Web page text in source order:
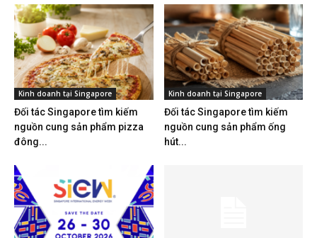
Kinh doanh tại Singapore
Đối tác Singapore tìm kiếm
nguồn cung sản phẩm pizza
đông...
Kinh doanh tại Singapore
Đối tác Singapore tìm kiếm
nguồn cung sản phẩm ống
hút...